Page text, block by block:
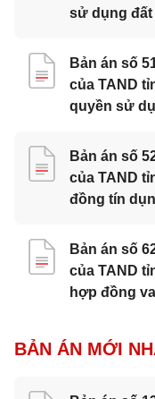
sử dụng đất
Bản án số
của TAND
quyền sử
Bản án số
của TAND
đồng tín
Bản án số
của TAND
hợp đồng
BẢN ÁN MỚI